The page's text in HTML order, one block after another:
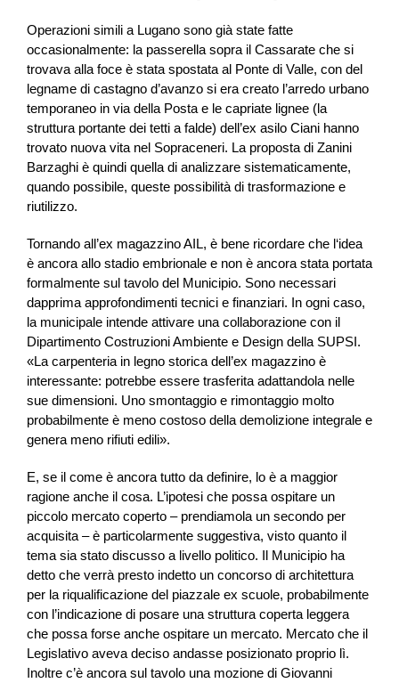
Operazioni simili a Lugano sono già state fatte
occasionalmente: la passerella sopra il Cassarate che si
trovava alla foce è stata spostata al Ponte di Valle, con del
legname di castagno d’avanzo si era creato l’arredo urbano
temporaneo in via della Posta e le capriate lignee (la
struttura portante dei tetti a falde) dell’ex asilo Ciani hanno
trovato nuova vita nel Sopraceneri. La proposta di Zanini
Barzaghi è quindi quella di analizzare sistematicamente,
quando possibile, queste possibilità di trasformazione e
riutilizzo.
Tornando all’ex magazzino AIL, è bene ricordare che l‘idea
è ancora allo stadio embrionale e non è ancora stata portata
formalmente sul tavolo del Municipio. Sono necessari
dapprima approfondimenti tecnici e finanziari. In ogni caso,
la municipale intende attivare una collaborazione con il
Dipartimento Costruzioni Ambiente e Design della SUPSI.
«La carpenteria in legno storica dell’ex magazzino è
interessante: potrebbe essere trasferita adattandola nelle
sue dimensioni. Uno smontaggio e rimontaggio molto
probabilmente è meno costoso della demolizione integrale e
genera meno rifiuti edili».
E, se il come è ancora tutto da definire, lo è a maggior
ragione anche il cosa. L’ipotesi che possa ospitare un
piccolo mercato coperto – prendiamola un secondo per
acquisita – è particolarmente suggestiva, visto quanto il
tema sia stato discusso a livello politico. Il Municipio ha
detto che verrà presto indetto un concorso di architettura
per la riqualificazione del piazzale ex scuole, probabilmente
con l’indicazione di posare una struttura coperta leggera
che possa forse anche ospitare un mercato. Mercato che il
Legislativo aveva deciso andasse posizionato proprio lì.
Inoltre c’è ancora sul tavolo una mozione di Giovanni